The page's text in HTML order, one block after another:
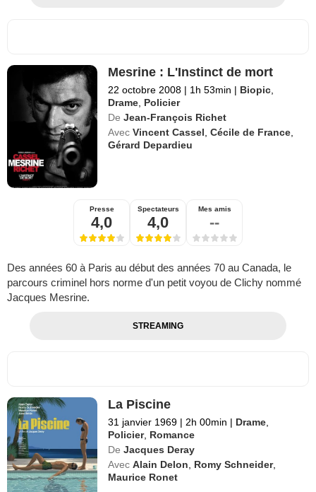
Mesrine : L'Instinct de mort
22 octobre 2008 | 1h 53min | Biopic,
Drame, Policier
De Jean-François Richet
Avec Vincent Cassel,Cécile de France,
Gérard Depardieu
Presse
4,0
Spectateurs
4,0
Mes amis
--
Des années 60 à Paris au début des années 70 au Canada, le
parcours criminel hors norme d'un petit voyou de Clichy nommé
Jacques Mesrine.
STREAMING
La Piscine
31 janvier 1969 | 2h 00min | Drame,
Policier, Romance
De Jacques Deray
Avec Alain Delon, Romy Schneider,
Maurice Ronet